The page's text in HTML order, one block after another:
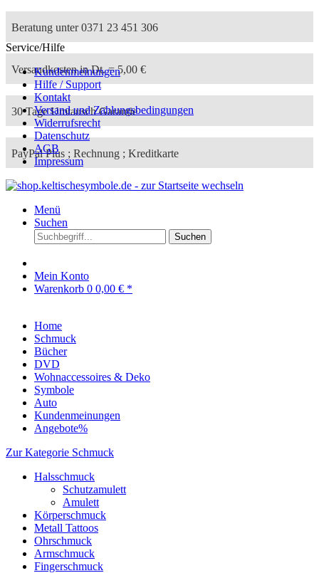
Beratung unter 0371 23 451 306
Versandkosten in Dt. = 5,00 €
30 Tage Umtausch Garantie
PayPal Plus ; Rechnung ; Kreditkarte
Service/Hilfe
Kundenmeinungen
Hilfe / Support
Kontakt
Versand und Zahlungsbedingungen
Widerrufsrecht
Datenschutz
AGB
Impressum
Menü
Suchen
Suchen
Mein Konto
Warenkorb 0 0,00 € *
Home
Schmuck
Bücher
DVD
Wohnaccessoires & Deko
Symbole
Auto
Kundenmeinungen
Angebote%
Zur Kategorie Schmuck
Halsschmuck
Schutzamulett
Amulett
Körperschmuck
Metall Tattoos
Ohrschmuck
Armschmuck
Fingerschmuck